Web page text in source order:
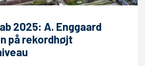
2025: A. Enggaard
på rekordhøjt